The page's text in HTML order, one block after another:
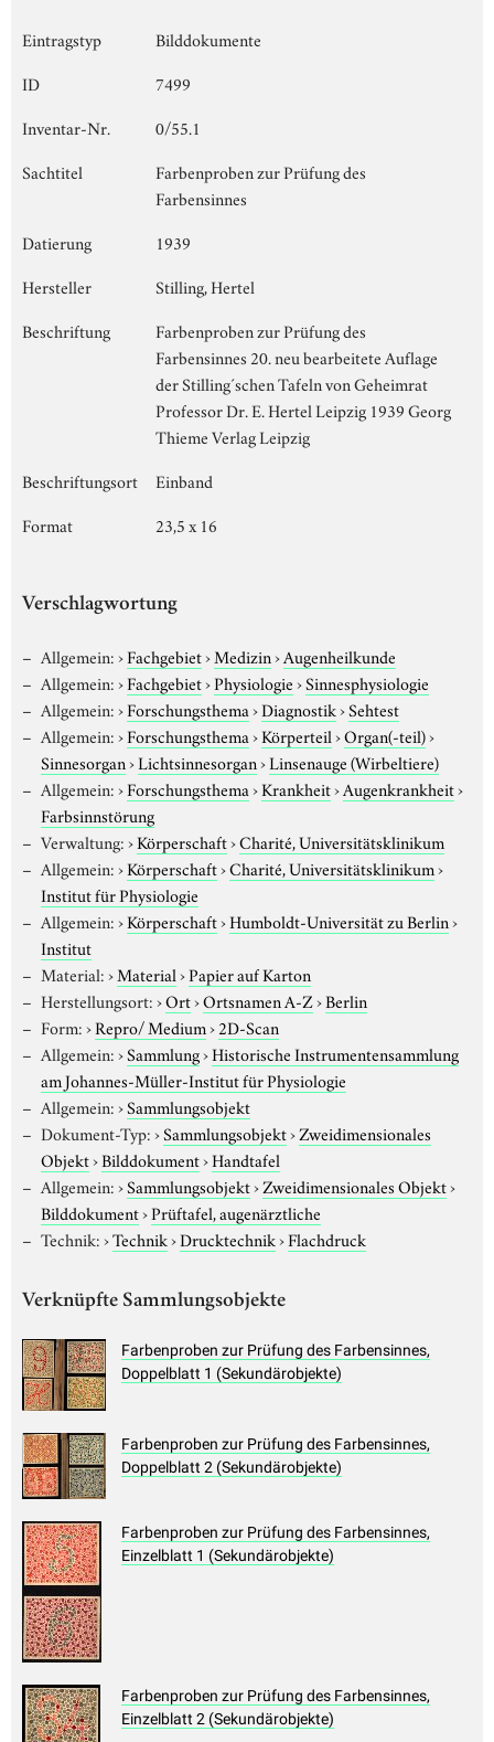
Eintragstyp
Bilddokumente
ID
7499
Inventar-Nr.
0/55.1
Sachtitel
Farbenproben zur Prüfung des
Farbensinnes
Datierung
1939
Hersteller
Stilling, Hertel
Beschriftung
Farbenproben zur Prüfung des
Farbensinnes 20. neu bearbeitete Auflage
der Stilling´schen Tafeln von Geheimrat
Professor Dr. E. Hertel Leipzig 1939 Georg
Thieme Verlag Leipzig
Beschriftungsort
Einband
Format
23,5 x 16
Verschlagwortung
Allgemein:›Fachgebiet›Medizin›Augenheilkunde
Allgemein:›Fachgebiet›Physiologie›Sinnesphysiologie
Allgemein:›Forschungsthema›Diagnostik›Sehtest
Allgemein:›Forschungsthema›Körperteil›Organ(-teil)›
Sinnesorgan›Lichtsinnesorgan›Linsenauge (Wirbeltiere)
Allgemein:›Forschungsthema›Krankheit›Augenkrankheit›
Farbsinnstörung
Verwaltung:›Körperschaft›Charité, Universitätsklinikum
Allgemein:›Körperschaft›Charité, Universitätsklinikum›
Institut für Physiologie
Allgemein:›Körperschaft›Humboldt-Universität zu Berlin›
Institut
Material:›Material›Papier auf Karton
Herstellungsort:›Ort›Ortsnamen A-Z›Berlin
Form:›Repro/ Medium›2D-Scan
Allgemein:›Sammlung›Historische Instrumentensammlung
am Johannes-Müller-Institut für Physiologie
Allgemein:›Sammlungsobjekt
Dokument-Typ:›Sammlungsobjekt›Zweidimensionales
Objekt›Bilddokument›Handtafel
Allgemein:›Sammlungsobjekt›Zweidimensionales Objekt›
Bilddokument›Prüftafel, augenärztliche
Technik:›Technik›Drucktechnik›Flachdruck
Verknüpfte Sammlungsobjekte
Farbenproben zur Prüfung des Farbensinnes,
Doppelblatt 1 (Sekundärobjekte)
Farbenproben zur Prüfung des Farbensinnes,
Doppelblatt 2 (Sekundärobjekte)
Farbenproben zur Prüfung des Farbensinnes,
Einzelblatt 1 (Sekundärobjekte)
Farbenproben zur Prüfung des Farbensinnes,
Einzelblatt 2 (Sekundärobjekte)